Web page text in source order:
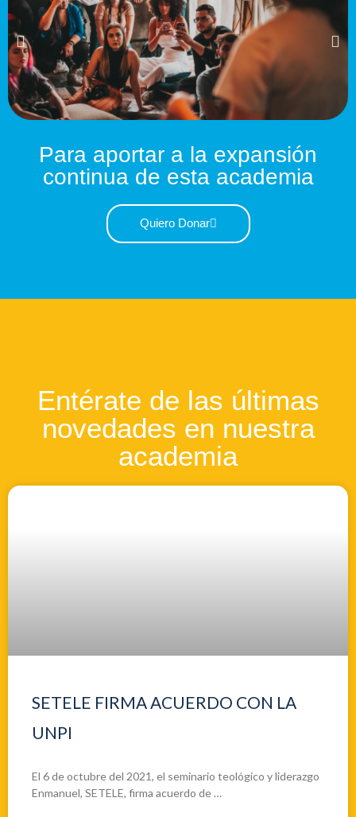
Para aportar a la expansión
continua de esta academia
Quiero Donar
Entérate de las últimas
novedades en nuestra
academia
SETELE FIRMA ACUERDO CON LA
UNPI
El 6 de octubre del 2021, el seminario teológico y liderazgo
Enmanuel, SETELE, firma acuerdo de …